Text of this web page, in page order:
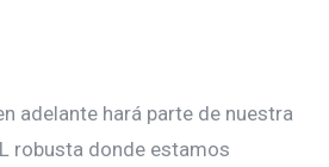
adelante hará parte de nuestra
robusta donde estamos